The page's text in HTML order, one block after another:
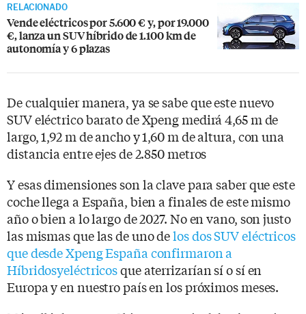
RELACIONADO
Vende eléctricos por 5.600 € y, por 19.000
€, lanza un SUV híbrido de 1.100 km de
autonomía y 6 plazas
De cualquier manera, ya se sabe que este nuevo
SUV eléctrico barato de Xpeng medirá 4,65 m de
largo, 1,92 m de ancho y 1,60 m de altura, con una
distancia entre ejes de 2.850 metros
Y esas dimensiones son la clave para saber que este
coche llega a España, bien a finales de este mismo
año o bien a lo largo de 2027. No en vano, son justo
las mismas que las de uno delos dos SUV eléctricos
que desde Xpeng España confirmaron a
Híbridosyeléctricosque aterrizarían sí o sí en
Europa y en nuestro país en los próximos meses.